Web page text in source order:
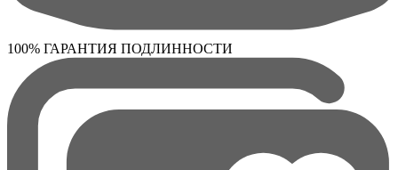
100% ГАРАНТИЯ ПОДЛИННОСТИ